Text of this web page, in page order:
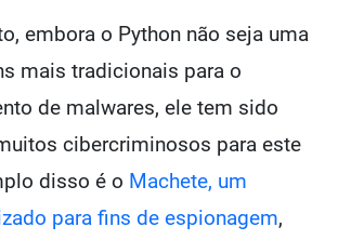
embora o Python não seja uma
mais tradicionais para o
de malwares, ele tem sido
cibercriminosos para este
disso é o Machete, um
para fins de espionagem,